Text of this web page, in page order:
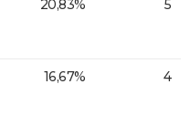
20,83% 5
16,67% 4